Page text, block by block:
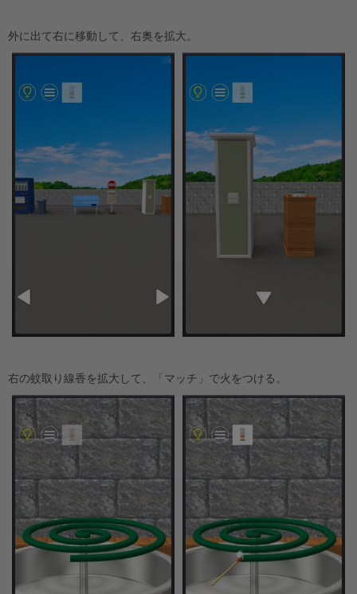
外に出て右に移動して、右奥を拡大。
右の蚊取り線香を拡大して、「マッチ」で火をつける。